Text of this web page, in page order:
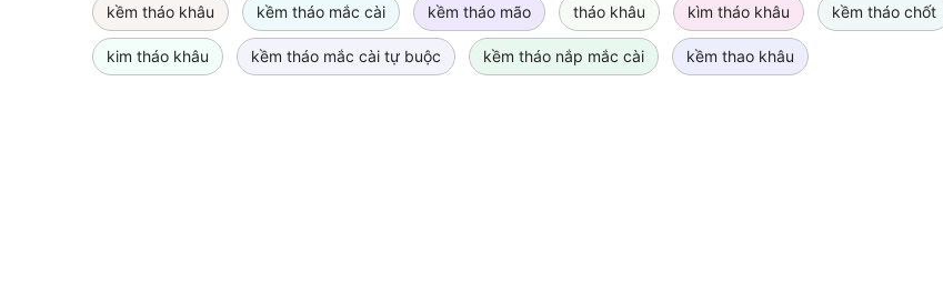
kềm tháo khâu kềm tháo mắc cài kềm tháo mão tháo khâu kìm tháo khâu kềm tháo chốt
kim tháo khâu kềm tháo mắc cài tự buộc kềm tháo nắp mắc cài kềm thao khâu